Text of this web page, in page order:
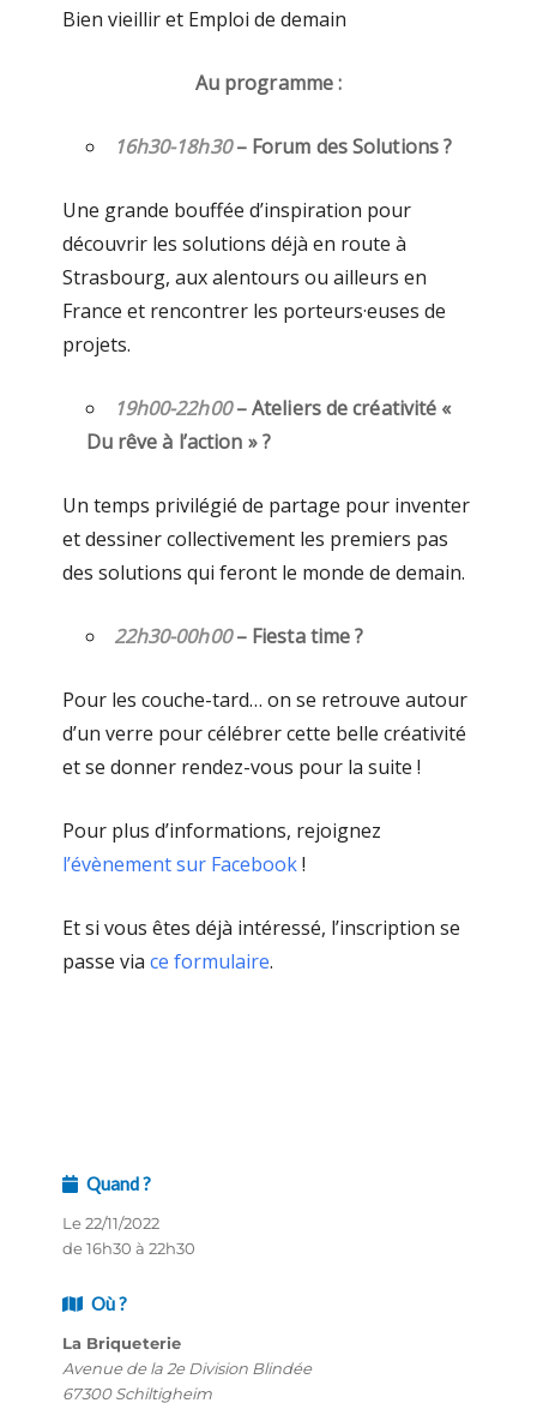
Bien vieillir et Emploi de demain
Au programme :
16h30-18h30– Forum des Solutions?
Une grande bouffée d’inspiration pour
découvrir les solutions déjà en route à
Strasbourg, aux alentours ou ailleurs en
France et rencontrer les porteurs·euses de
projets.
19h00-22h00– Ateliers de créativité «
Du rêve à l’action »?
Un temps privilégié de partage pour inventer
et dessiner collectivement les premiers pas
des solutions qui feront le monde de demain.
22h30-00h00– Fiesta time?
Pour les couche-tard… on se retrouve autour
d’un verre pour célébrer cette belle créativité
et se donner rendez-vous pour la suite !
Pour plus d’informations, rejoignez
l’évènement sur Facebook!
Et si vous êtes déjà intéressé, l’inscription se
passe via ce formulaire.
Quand ?
Le 22/11/2022
de 16h30 à 22h30
Où ?
La Briqueterie
Avenue de la 2e Division Blindée
67300 Schiltigheim